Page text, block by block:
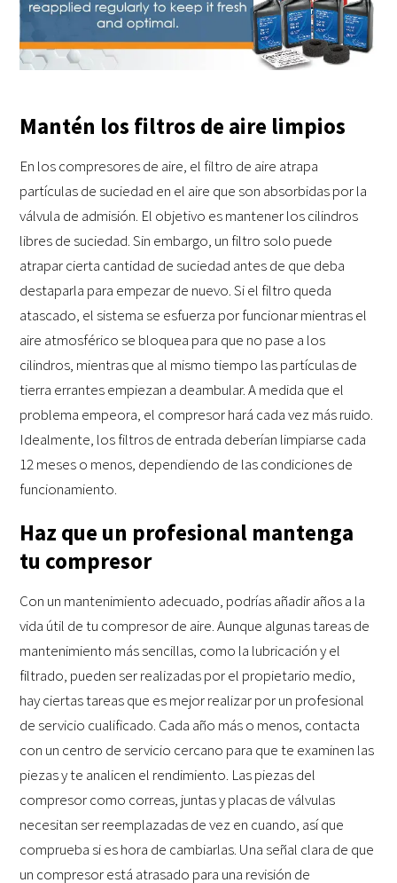
Mantén los filtros de aire limpios
En los compresores de aire, el filtro de aire atrapa
partículas de suciedad en el aire que son absorbidas por la
válvula de admisión. El objetivo es mantener los cilindros
libres de suciedad. Sin embargo, un filtro solo puede
atrapar cierta cantidad de suciedad antes de que deba
destaparla para empezar de nuevo. Si el filtro queda
atascado, el sistema se esfuerza por funcionar mientras el
aire atmosférico se bloquea para que no pase a los
cilindros, mientras que al mismo tiempo las partículas de
tierra errantes empiezan a deambular. A medida que el
problema empeora, el compresor hará cada vez más ruido.
Idealmente, los filtros de entrada deberían limpiarse cada
12 meses o menos, dependiendo de las condiciones de
funcionamiento.
Haz que un profesional mantenga
tu compresor
Con un mantenimiento adecuado, podrías añadir años a la
vida útil de tu compresor de aire. Aunque algunas tareas de
mantenimiento más sencillas, como la lubricación y el
filtrado, pueden ser realizadas por el propietario medio,
hay ciertas tareas que es mejor realizar por un profesional
de servicio cualificado. Cada año más o menos, contacta
con un centro de servicio cercano para que te examinen las
piezas y te analicen el rendimiento. Las piezas del
compresor como correas, juntas y placas de válvulas
necesitan ser reemplazadas de vez en cuando, así que
comprueba si es hora de cambiarlas. Una señal clara de que
un compresor está atrasado para una revisión de